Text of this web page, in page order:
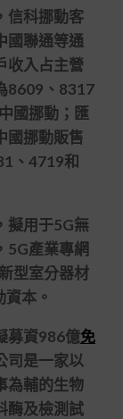
信科挪動客
國聯通等通
收入占主營
8609、8317
國挪動；匯
國挪動販售
、4719和
用于5G無
5G產業專網
型室分器材
本。
資986億免
司是一家以
為輔的生物
酶及檢測試